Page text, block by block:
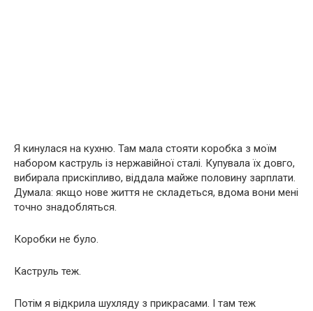
Я кинулася на кухню. Там мала стояти коробка з моїм
набором каструль із нержавійної сталі. Купувала їх довго,
вибирала прискіпливо, віддала майже половину зарплати.
Думала: якщо нове життя не складеться, вдома вони мені
точно знадобляться.
Коробки не було.
Каструль теж.
Потім я відкрила шухляду з прикрасами. І там теж